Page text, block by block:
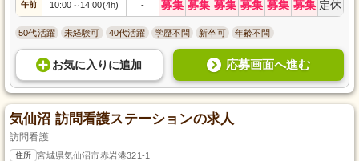
午前 10:00 ～ 14:00(4h) - 募集 募集 募集 募集 募集 募集 定休
50代活躍 未経験可 40代活躍 学歴不問 新卒可 年齢不問
お気に入り に追加 応募画面へ進む
気仙沼 訪問看護ステーションの求人
訪問看護
住所 宮城県気仙沼市赤岩港321-1